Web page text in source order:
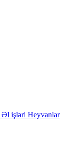
Əl işləri Heyvanlar